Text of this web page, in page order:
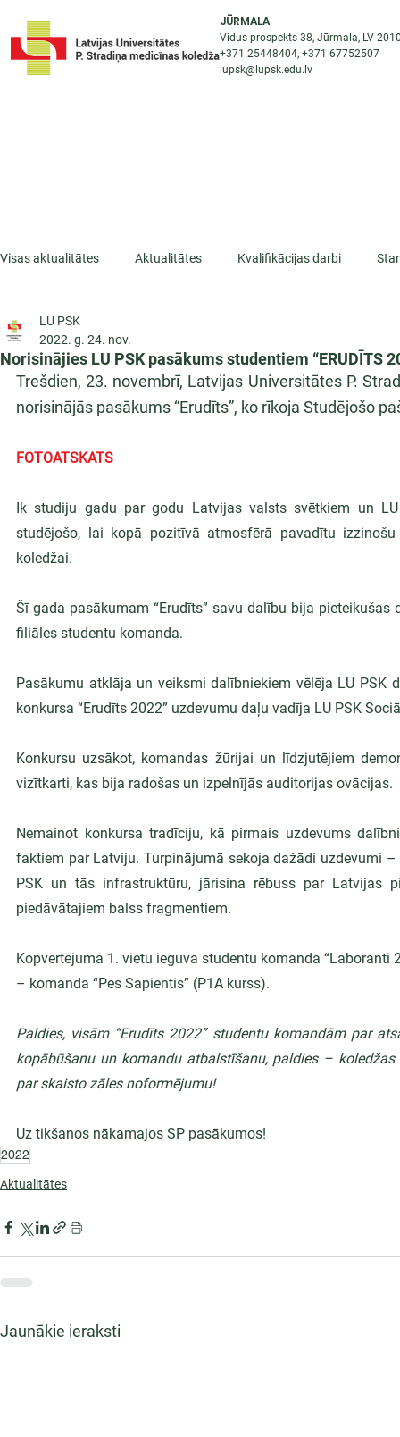
JŪRMALA
Vidus prospekts 38, Jūrmala, LV-
+371 25448404, +371 67752507
lupsk@lupsk.edu.lv
Visas aktualitātes Aktualitātes Kvalifikācijas darbi
ESF projekti
Norisinājies LU PSK pasākums studentiem “ERUDĪTS
LU PSK
2022. g. 24. nov.
Trešdien, 23. novembrī, Latvijas Universitātes P.
norisinājās pasākums “Erudīts”, ko rīkoja Studējošo
FOTOATSKATS
Ik studiju gadu par godu Latvijas valsts svētkiem un
studējošo, lai kopā pozitīvā atmosfērā pavadītu
koledžai.
Šī gada pasākumam “Erudīts” savu dalību bija
filiāles studentu komanda.
Pasākumu atklāja un veiksmi dalībniekiem vēlēja LU PSK
konkursa “Erudīts 2022” uzdevumu daļu vadīja LU PSK
Konkursu uzsākot, komandas žūrijai un līdzjutējiem
vizītkarti, kas bija radošas un izpelnījās auditorijas ovācijas.
Nemainot konkursa tradīciju, kā pirmais uzdevums
faktiem par Latviju. Turpinājumā sekoja dažādi uzdevumi
PSK un tās infrastruktūru, jārisina rēbuss par Latvijas
piedāvātajiem balss fragmentiem.
Kopvērtējumā 1. vietu ieguva studentu komanda “Laboranti
– komanda “Pes Sapientis” (P1A kurss).
Paldies, visām “Erudīts 2022” studentu komandām par
kopābūšanu un komandu atbalstīšanu, paldies –
par skaisto zāles noformējumu!
Uz tikšanos nākamajos SP pasākumos!
2022
Aktualitātes
Jaunākie ieraksti